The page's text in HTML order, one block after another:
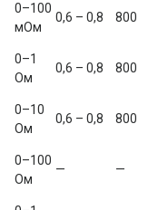
0–100
мОм
0,6 – 0,8 800
0–1
Ом
0,6 – 0,8 800
0–10
Ом
0,6 – 0,8 800
0–100
Ом
— —